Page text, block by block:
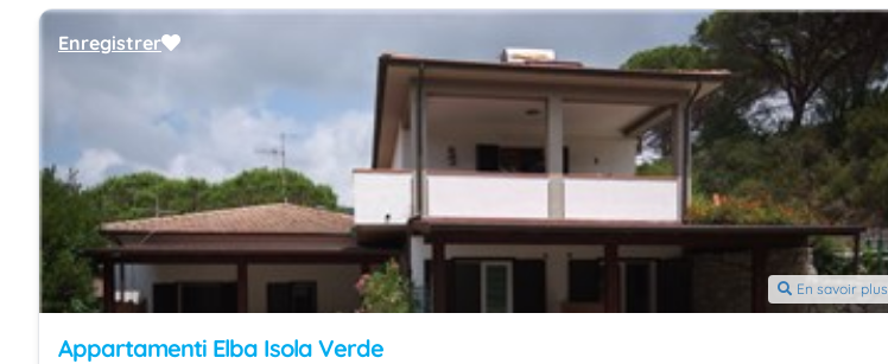
En savoir plus
Appartamenti Elba Isola Verde
Enregistrer